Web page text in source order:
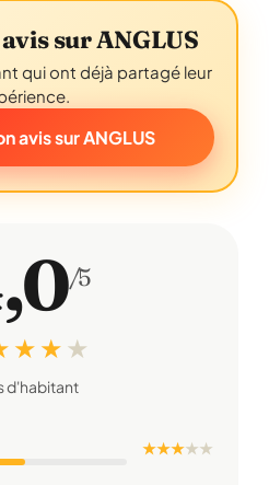
sur ANGLUS
qui ont déjà partagé leur
avis sur ANGLUS
/5
★ ★ ★
d'habitant
★ ★ ★★★